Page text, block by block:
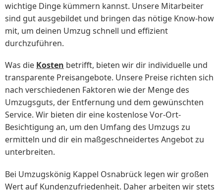
wichtige Dinge kümmern kannst. Unsere Mitarbeiter
sind gut ausgebildet und bringen das nötige Know-how
mit, um deinen Umzug schnell und effizient
durchzuführen.
Was die Kosten betrifft, bieten wir dir individuelle und
transparente Preisangebote. Unsere Preise richten sich
nach verschiedenen Faktoren wie der Menge des
Umzugsguts, der Entfernung und dem gewünschten
Service. Wir bieten dir eine kostenlose Vor-Ort-
Besichtigung an, um den Umfang des Umzugs zu
ermitteln und dir ein maßgeschneidertes Angebot zu
unterbreiten.
Bei Umzugskönig Kappel Osnabrück legen wir großen
Wert auf Kundenzufriedenheit. Daher arbeiten wir stets